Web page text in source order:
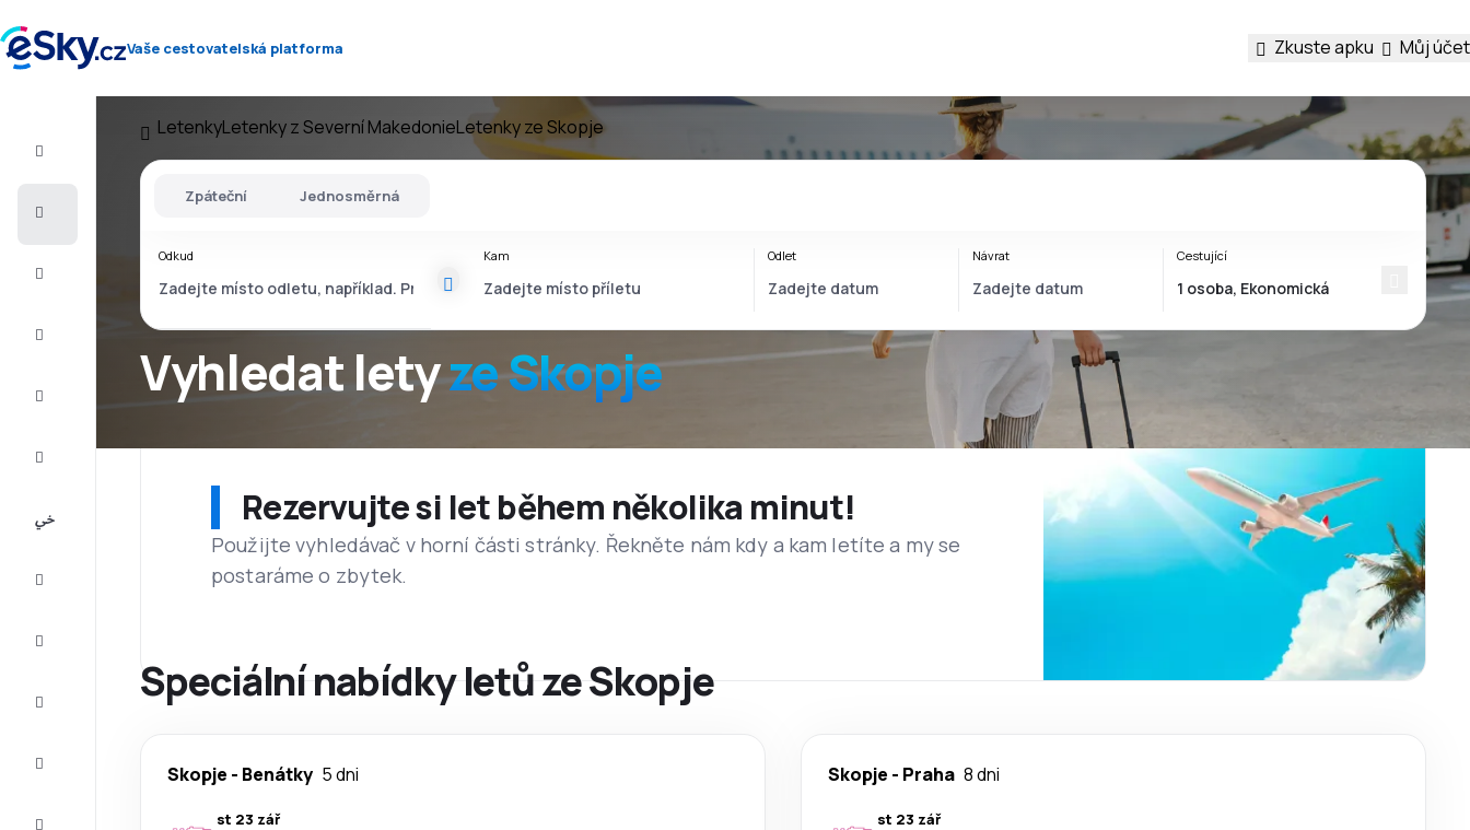
Vaše cestovatelská platforma Zkuste apku Můj účet
LetenkyLetenky z Severní MakedonieLetenky ze Skopje
Vyhledat letyze Skopje
Zpáteční Jednosměrná
Odkud Kam Odlet Návrat Cestující
Rezervujte si let během několika minut!
Použijte vyhledávač v horní části stránky. Řekněte nám kdy a kam letíte a my se
postaráme o zbytek.
Speciální nabídky letů ze Skopje
Skopje - Benátky 5 dni
st 23 zář
Skopje - Praha 8 dni
st 23 zář